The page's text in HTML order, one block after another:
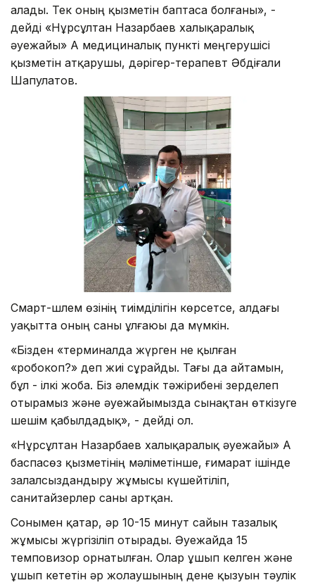
алады. Тек оның қызметін баптаса болғаны», -
дейді «Нұрсұлтан Назарбаев халықаралық
әуежайы» АҚ медициналық пункті меңгерушісі
қызметін атқарушы, дәрігер-терапевт Әбдіғали
Шапулатов.
Смарт-шлем өзінің тиімділігін көрсетсе, алдағы
уақытта оның саны ұлғаюы да мүмкін.
«Бізден «терминалда жүрген не қылған
«робокоп?» деп жиі сұрайды. Тағы да айтамын,
бұл - ілкі жоба. Біз әлемдік тәжірибені зерделеп
отырамыз және әуежайымызда сынақтан өткізуге
шешім қабылдадық», - дейді ол.
«Нұрсұлтан Назарбаев халықаралық әуежайы» АҚ
баспасөз қызметінің мәліметінше, ғимарат ішінде
залалсыздандыру жұмысы күшейтіліп,
санитайзерлер саны артқан.
Сонымен қатар, әр 10-15 минут сайын тазалық
жұмысы жүргізіліп отырады. Әуежайда 15
темповизор орнатылған. Олар ұшып келген және
ұшып кететін әр жолаушының дене қызуын тәулік